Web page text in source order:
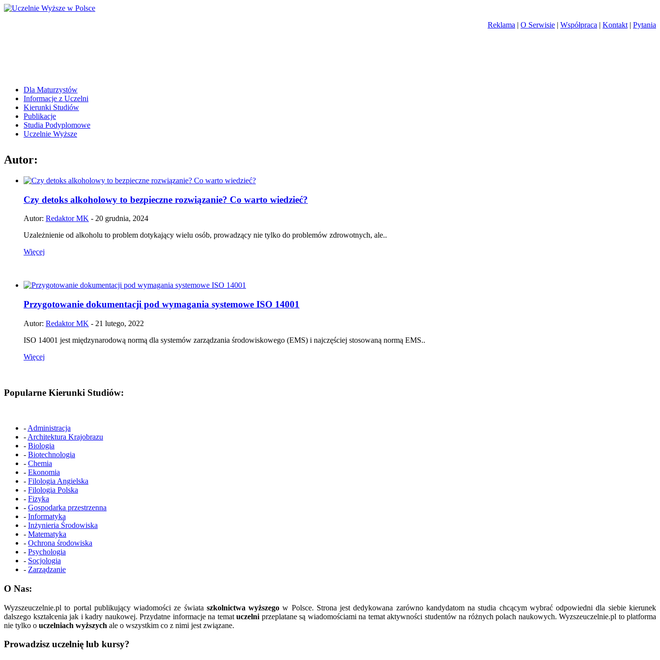
Reklama | O Serwisie | Współpraca | Kontakt | Pytania
Dla Maturzystów
Informacje z Uczelni
Kierunki Studiów
Publikacje
Studia Podyplomowe
Uczelnie Wyższe
Autor:
Czy detoks alkoholowy to bezpieczne rozwiązanie? Co warto wiedzieć?
Autor: Redaktor MK - 20 grudnia, 2024
Uzależnienie od alkoholu to problem dotykający wielu osób, prowadzący nie tylko do problemów zdrowotnych, ale..
Więcej
Przygotowanie dokumentacji pod wymagania systemowe ISO 14001
Autor: Redaktor MK - 21 lutego, 2022
ISO 14001 jest międzynarodową normą dla systemów zarządzania środowiskowego (EMS) i najczęściej stosowaną normą EMS..
Więcej
Popularne Kierunki Studiów:
- Administracja
- Architektura Krajobrazu
- Biologia
- Biotechnologia
- Chemia
- Ekonomia
- Filologia Angielska
- Filologia Polska
- Fizyka
- Gospodarka przestrzenna
- Informatyka
- Inżynieria Środowiska
- Matematyka
- Ochrona środowiska
- Psychologia
- Socjologia
- Zarządzanie
O Nas:
Wyzszeuczelnie.pl to portal publikujący wiadomości ze świata szkolnictwa wyższego w Polsce. Strona jest dedykowana zarówno kandydatom na studia chcącym wybrać odpowiedni dla siebie kierunek
dalszego kształcenia jak i kadry naukowej. Przydatne informacje na temat uczelni przeplatane są wiadomościami na temat aktywności studentów na różnych polach naukowych. Wyzszeuczelnie.pl to platforma
nie tylko o uczelniach wyższych ale o wszystkim co z nimi jest związane.
Prowadzisz uczelnię lub kursy?